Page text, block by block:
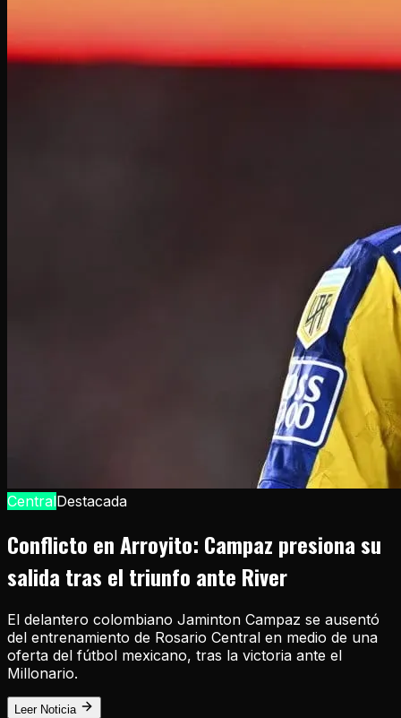
CentralDestacada
Conflicto en Arroyito: Campaz presiona su
salida tras el triunfo ante River
El delantero colombiano Jaminton Campaz se ausentó
del entrenamiento de Rosario Central en medio de una
oferta del fútbol mexicano, tras la victoria ante el
Millonario.
Leer Noticia